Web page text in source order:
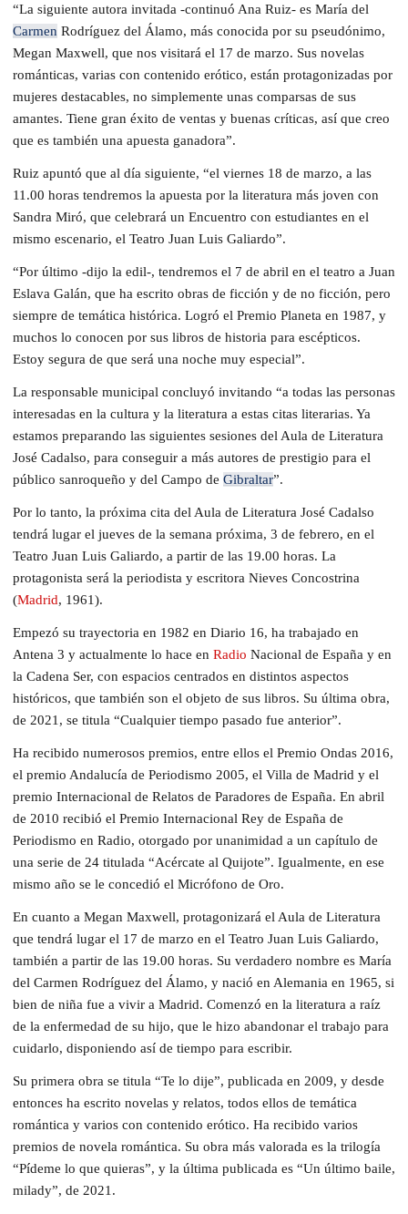
“La siguiente autora invitada -continuó Ana Ruiz- es María del
Carmen Rodríguez del Álamo, más conocida por su pseudónimo,
Megan Maxwell, que nos visitará el 17 de marzo. Sus novelas
románticas, varias con contenido erótico, están protagonizadas por
mujeres destacables, no simplemente unas comparsas de sus
amantes. Tiene gran éxito de ventas y buenas críticas, así que creo
que es también una apuesta ganadora”.
Ruiz apuntó que al día siguiente, “el viernes 18 de marzo, a las
11.00 horas tendremos la apuesta por la literatura más joven con
Sandra Miró, que celebrará un Encuentro con estudiantes en el
mismo escenario, el Teatro Juan Luis Galiardo”.
“Por último -dijo la edil-, tendremos el 7 de abril en el teatro a Juan
Eslava Galán, que ha escrito obras de ficción y de no ficción, pero
siempre de temática histórica. Logró el Premio Planeta en 1987, y
muchos lo conocen por sus libros de historia para escépticos.
Estoy segura de que será una noche muy especial”.
La responsable municipal concluyó invitando “a todas las personas
interesadas en la cultura y la literatura a estas citas literarias. Ya
estamos preparando las siguientes sesiones del Aula de Literatura
José Cadalso, para conseguir a más autores de prestigio para el
público sanroqueño y del Campo de Gibraltar”.
Por lo tanto, la próxima cita del Aula de Literatura José Cadalso
tendrá lugar el jueves de la semana próxima, 3 de febrero, en el
Teatro Juan Luis Galiardo, a partir de las 19.00 horas. La
protagonista será la periodista y escritora Nieves Concostrina
(Madrid, 1961).
Empezó su trayectoria en 1982 en Diario 16, ha trabajado en
Antena 3 y actualmente lo hace en Radio Nacional de España y en
la Cadena Ser, con espacios centrados en distintos aspectos
históricos, que también son el objeto de sus libros. Su última obra,
de 2021, se titula “Cualquier tiempo pasado fue anterior”.
Ha recibido numerosos premios, entre ellos el Premio Ondas 2016,
el premio Andalucía de Periodismo 2005, el Villa de Madrid y el
premio Internacional de Relatos de Paradores de España. En abril
de 2010 recibió el Premio Internacional Rey de España de
Periodismo en Radio, otorgado por unanimidad a un capítulo de
una serie de 24 titulada “Acércate al Quijote”. Igualmente, en ese
mismo año se le concedió el Micrófono de Oro.
En cuanto a Megan Maxwell, protagonizará el Aula de Literatura
que tendrá lugar el 17 de marzo en el Teatro Juan Luis Galiardo,
también a partir de las 19.00 horas. Su verdadero nombre es María
del Carmen Rodríguez del Álamo, y nació en Alemania en 1965, si
bien de niña fue a vivir a Madrid. Comenzó en la literatura a raíz
de la enfermedad de su hijo, que le hizo abandonar el trabajo para
cuidarlo, disponiendo así de tiempo para escribir.
Su primera obra se titula “Te lo dije”, publicada en 2009, y desde
entonces ha escrito novelas y relatos, todos ellos de temática
romántica y varios con contenido erótico. Ha recibido varios
premios de novela romántica. Su obra más valorada es la trilogía
“Pídeme lo que quieras”, y la última publicada es “Un último baile,
milady”, de 2021.